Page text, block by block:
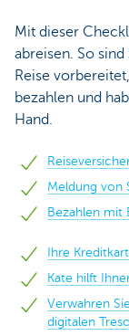
Mit dieser
abreisen. So
Reise
bezahlen und
Hand.
Meldung von
Bezahlen mit
Ihre
Kate hilft
Verwahren
digitalen